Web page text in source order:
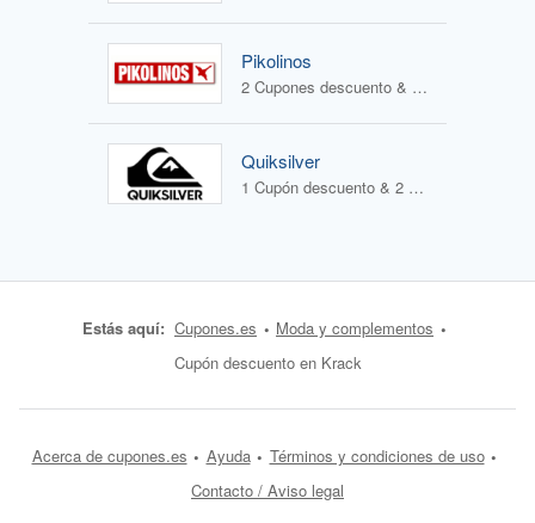
Pikolinos
2 Cupones descuento & 2 Ofertas
Quiksilver
1 Cupón descuento & 2 Ofertas
Estás aquí: Cupones.es
Moda y complementos
Cupón descuento en Krack
Acerca de cupones.es Ayuda
Términos y condiciones de uso
Contacto / Aviso legal